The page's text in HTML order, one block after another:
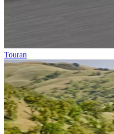
Touran